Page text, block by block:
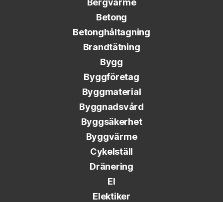
Bergvärme
Betong
Betonghåltagning
Brandtätning
Bygg
Byggföretag
Byggmaterial
Byggnadsvård
Byggsäkerhet
Byggvärme
Cykelställ
Dränering
El
Elektiker